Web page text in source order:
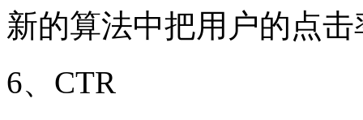
新的算法中把用户的点
6、CTR